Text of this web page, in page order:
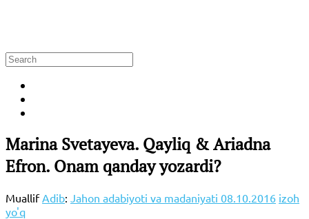
Marina Svetayeva. Qayliq & Ariadna
Efron. Onam qanday yozardi?
Muallif Adib: Jahon adabiyoti va madaniyati 08.10.2016 izoh
yo'q